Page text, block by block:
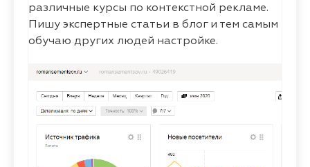
различные курсы по контекстной рекламе.
Пишу экспертные статьи в блог и тем самым
обучаю других людей настройке.